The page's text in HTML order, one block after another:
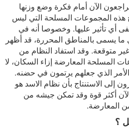
الآن أمام فكرة وضع وزنها
المجموعات المسلحة التي ليس
أي تأثير عليها. وخصوصا أنه في
يسمى بالمناطق المحررة، قد أظهر
متوقعة. وقد استفاد النظام من
المسلحة المعارضة إزاء السكان، لا
الأمر الذي جعلهم يرتمون في حضنه.
إلى الاستنتاج بأن نظام الاسد هو
أكثر قوة وقد تمكن جيشه من
المعارضة.
؟